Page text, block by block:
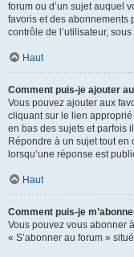
forum ou d’un sujet auquel
favoris et des abonnements
contrôle de l’utilisateur,
Haut
Comment puis-je ajouter
Vous pouvez ajouter aux
cliquant sur le lien
en bas des sujets et parfois
Répondre à un sujet tout
lorsqu’une réponse est
Haut
Comment puis-je
Vous pouvez vous abonner
« S’abonner au forum »